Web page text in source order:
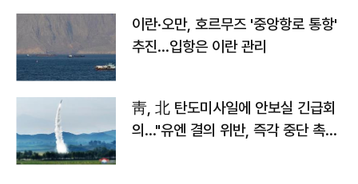
이란·오만, 호르무즈 '중앙항로 통항'
추진…입항은 이란 관리
靑, 北 탄도미사일에 안보실 긴급회
의…"유엔 결의 위반, 즉각 중단 촉